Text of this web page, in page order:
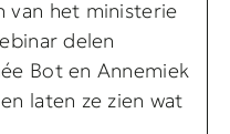
van het ministerie
delen
Bot en Annemiek
laten ze zien wat